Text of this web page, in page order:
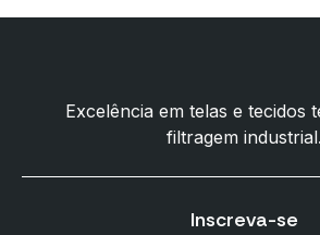
Excelência em telas e tecidos
filtragem industrial.
Inscreva-se